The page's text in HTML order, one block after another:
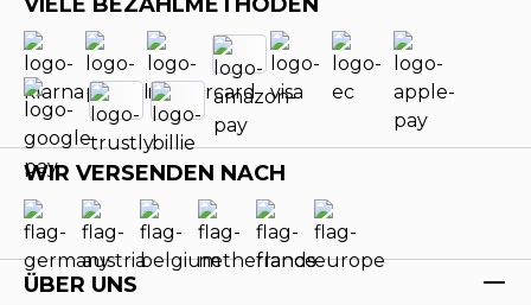
WIR VERSENDEN NACH
ÜBER UNS